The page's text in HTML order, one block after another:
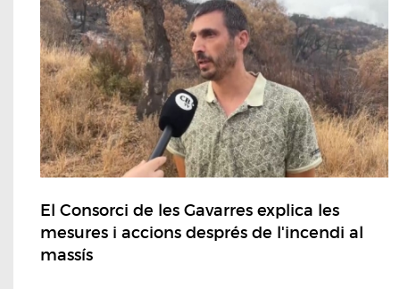
El Consorci de les Gavarres explica les
mesures i accions després de l'incendi al
massís